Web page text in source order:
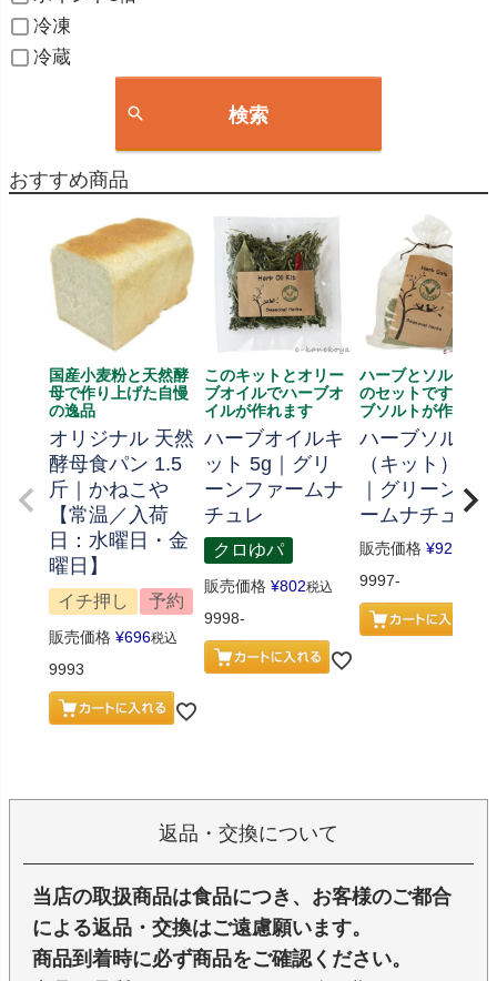
冷凍
冷蔵
検索
おすすめ商品
国産小麦粉と天然酵
母で作り上げた自慢
の逸品
オリジナル 天然
酵母食パン 1.5
斤｜かねこや
【常温／入荷
日：水曜日・金
曜日】
イチ押し 予約
販売価格 ¥696税込
9993
このキットとオリー
ブオイルでハーブオ
イルが作れます
ハーブオイルキ
ット 5g｜グリ
ーンファームナ
チュレ
クロゆパ
販売価格 ¥802税込
9998-
ハーブとソルト、
のセットです、ハ
ブソルトが作れま
ハーブソルト
（キット） 70g
｜グリーンフ
ームナチュレ
販売価格 ¥926
9997-
返品・交換について
当店の取扱商品は食品につき、お客様のご都合
による返品・交換はご遠慮願います。
商品到着時に必ず商品をご確認ください。